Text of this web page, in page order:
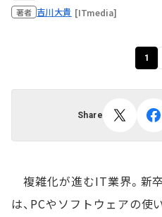
著者 吉川大貴 [ITmedia]
1
Share
複雑化が進むIT業界。新
は、PCやソフトウェアの使